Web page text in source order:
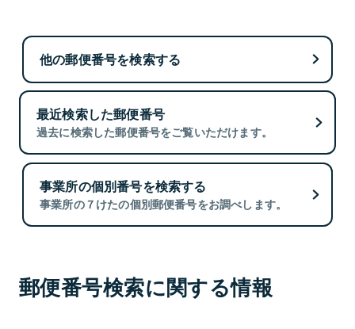
他の郵便番号を検索する
最近検索した郵便番号
過去に検索した郵便番号をご覧いただけます。
事業所の個別番号を検索する
事業所の７けたの個別郵便番号をお調べします。
郵便番号検索に関する情報